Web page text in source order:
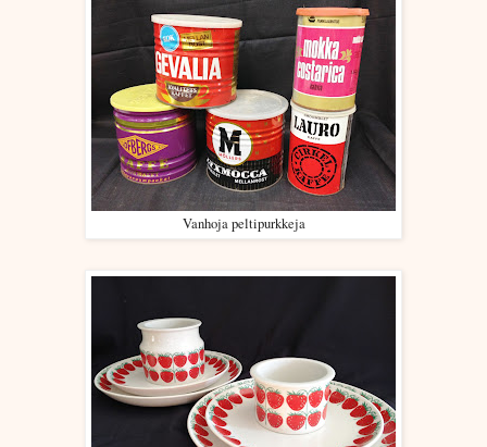
Vanhoja peltipurkkeja